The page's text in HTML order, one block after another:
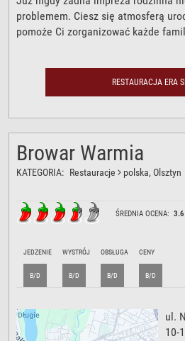
problemem. Ciesz się atmosferą
pomoże Ci zorganizować każde
RESTAURACJA ERA
Browar Warmia
KATEGORIA: Restauracje polska, Olsztyn
ŚREDNIA OCENA:3.6
JEDZENIE
B/D
WYSTRÓJ
B/D
OBSŁUGA
B/D
CENY
B/D
ul.
10-